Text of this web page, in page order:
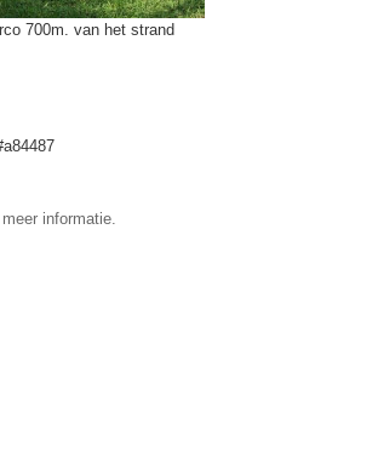
700m. van het strand
informatie.